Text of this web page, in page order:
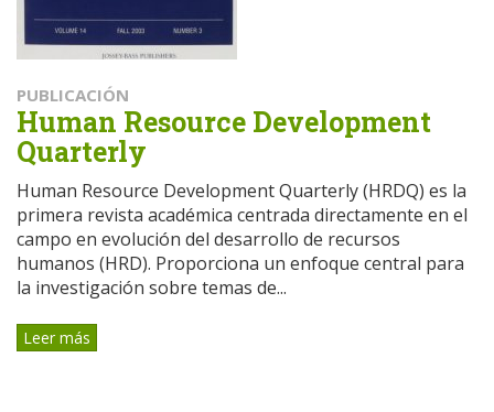
PUBLICACIÓN
Human Resource Development
Quarterly
Human Resource Development Quarterly (HRDQ) es la
primera revista académica centrada directamente en el
campo en evolución del desarrollo de recursos
humanos (HRD). Proporciona un enfoque central para
la investigación sobre temas de...
Leer más